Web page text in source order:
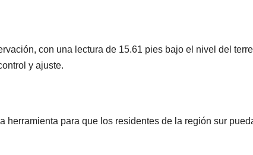
con una lectura de 15.61 pies bajo el nivel del
y ajuste.
herramienta para que los residentes de la región sur